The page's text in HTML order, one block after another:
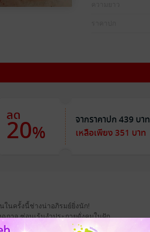
ลด
20%
จากราคาปก 439 บาท
เหลือเพียง 351 บาท
ในครั้งนี้ช่างน่าอภิรมย์ยิ่งนัก!
กาจ ซ่อนเร้นงำประกายดั่งคมในฝัก
กับพระเอกของเรื่องอย่างสูสี